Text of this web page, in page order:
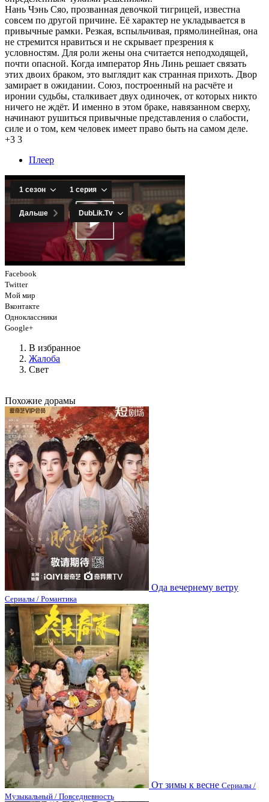
Нань Чэнь Сяо, прозванная девочкой тигрицей, известна
совсем по другой причине. Её характер не укладывается в
привычные рамки. Резкая, вспыльчивая, прямолинейная, она
не стремится нравиться и не скрывает презрения к
условностям. Для роли жены она считается неподходящей,
почти опасной. Когда император Янь Линь решает связать
этих двоих браком, это выглядит как странная прихоть. Двор
замирает в ожидании. Союз, построенный на расчёте и
иронии судьбы, сталкивает двух одиночек, от которых никто
ничего не ждёт. И именно в этом браке, навязанном сверху,
начинают рушиться привычные представления о слабости,
силе и о том, кем человек имеет право быть на самом деле.
+3 3
Плеер
Facebook
Twitter
Мой мир
Вконтакте
Одноклассники
Google+
В избранное
Жалоба
Свет
Похожие дорамы
Ода вечернему ветру
Сериалы / Романтика
От зимы к весне Сериалы /
Музыкальный / Повседневность